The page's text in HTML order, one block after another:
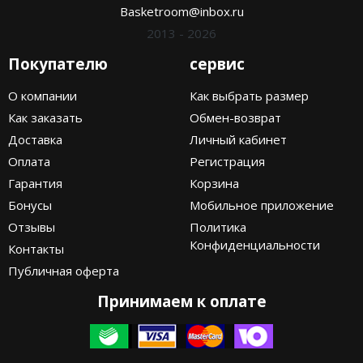
Basketroom@inbox.ru
2013 - 2026
Покупателю
О компании
Как заказать
Доставка
Оплата
Гарантия
Бонусы
Отзывы
Контакты
Публичная оферта
сервис
Как выбрать размер
Обмен-возврат
Личный кабинет
Регистрация
Корзина
Мобильное приложение
Политика
Конфиденциальности
Принимаем к оплате